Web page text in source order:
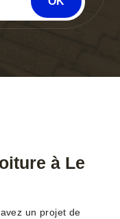
à Le
un projet de